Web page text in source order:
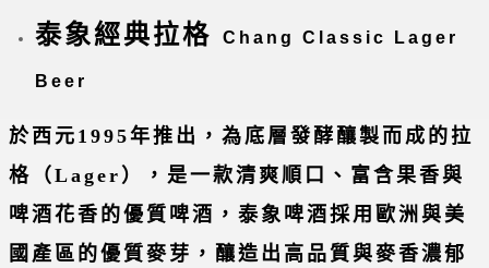
泰象經典拉格 Chang Classic Lager
Beer
於西元1995年推出，為底層發酵釀製而成的拉
格（Lager），是一款清爽順口、富含果香與
啤酒花香的優質啤酒，泰象啤酒採用歐洲與美
國產區的優質麥芽，釀造出高品質與麥香濃郁